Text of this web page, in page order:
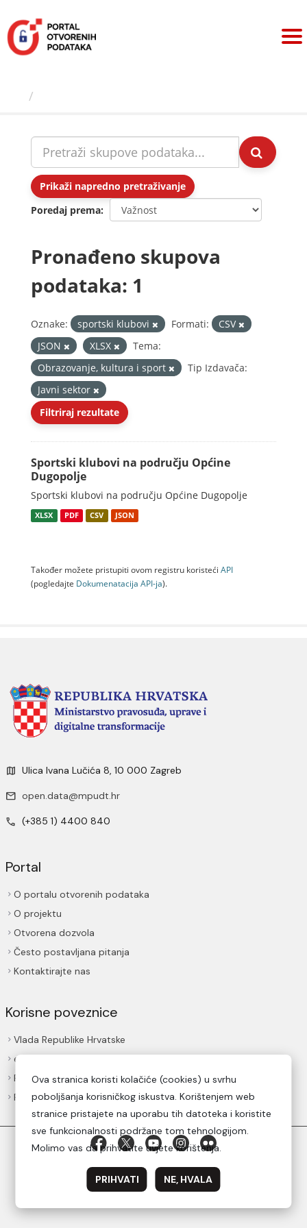
sadržaj
Prikaži napredno pretraživanje
Poredaj prema
Pronađeno skupova
podataka: 1
Oznake: sportski klubovi Formati:
CSV
JSON
XLSX
Tema:
Obrazovanje, kultura i sport
Tip Izdavača:
Javni sektor
Filtriraj rezultate
Sportski klubovi na području Općine
Dugopolje
Sportski klubovi na području Općine Dugopolje
XLSX PDF CSV JSON
Također možete pristupiti ovom registru koristeći API
(pogledajte Dokumenаtаcijа API-jа).